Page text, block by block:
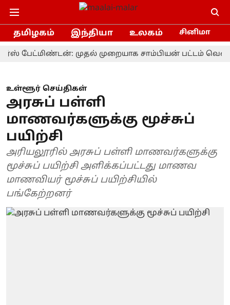
தமிழகம் இந்தியா உலகம் சினிமா
முதல் முறையாக சாம்பியன் பட்டம் வென்றார்
உள்ளூர் செய்திகள்
அரசுப் பள்ளி
மாணவர்களுக்கு மூச்சுப்
பயிற்சி
அரியலூரில் அரசுப் பள்ளி மாணவர்களுக்கு
மூச்சுப் பயிற்சி அளிக்கப்பட்டது மாணவ
மாணவியர் மூச்சுப் பயிற்சியில்
பங்கேற்றனர்